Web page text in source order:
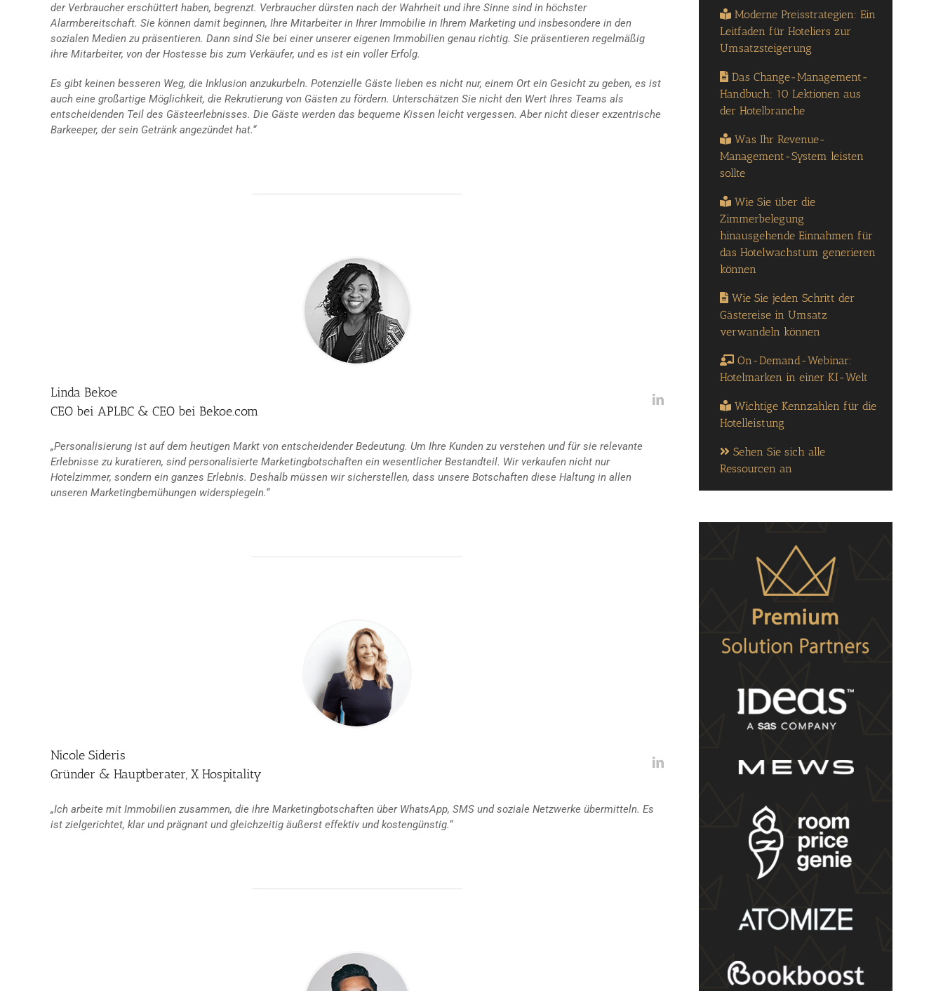
der Verbraucher erschüttert haben, begrenzt. Verbraucher dürsten nach der Wahrheit und ihre Sinne sind in höchster
Alarmbereitschaft. Sie können damit beginnen, Ihre Mitarbeiter in Ihrer Immobilie in Ihrem Marketing und insbesondere in den
sozialen Medien zu präsentieren. Dann sind Sie bei einer unserer eigenen Immobilien genau richtig. Sie präsentieren regelmäßig
ihre Mitarbeiter, von der Hostesse bis zum Verkäufer, und es ist ein voller Erfolg.
Es gibt keinen besseren Weg, die Inklusion anzukurbeln. Potenzielle Gäste lieben es nicht nur, einem Ort ein Gesicht zu geben, es ist
auch eine großartige Möglichkeit, die Rekrutierung von Gästen zu fördern. Unterschätzen Sie nicht den Wert Ihres Teams als
entscheidenden Teil des Gästeerlebnisses. Die Gäste werden das bequeme Kissen leicht vergessen. Aber nicht dieser exzentrische
Barkeeper, der sein Getränk angezündet hat.“
Linda Bekoe
CEO bei APLBC & CEO bei Bekoe.com
„Personalisierung ist auf dem heutigen Markt von entscheidender Bedeutung. Um Ihre Kunden zu verstehen und für sie relevante
Erlebnisse zu kuratieren, sind personalisierte Marketingbotschaften ein wesentlicher Bestandteil. Wir verkaufen nicht nur
Hotelzimmer, sondern ein ganzes Erlebnis. Deshalb müssen wir sicherstellen, dass unsere Botschaften diese Haltung in allen
unseren Marketingbemühungen widerspiegeln.“
Nicole Sideris
Gründer & Hauptberater, X Hospitality
„Ich arbeite mit Immobilien zusammen, die ihre Marketingbotschaften über WhatsApp, SMS und soziale Netzwerke übermitteln. Es
ist zielgerichtet, klar und prägnant und gleichzeitig äußerst effektiv und kostengünstig.“
Moderne Preisstrategien: Ein
Leitfaden für Hoteliers zur
Umsatzsteigerung
Das Change-Management-
Handbuch: 10 Lektionen aus
der Hotelbranche
Was Ihr Revenue-
Management-System leisten
sollte
Wie Sie über die
Zimmerbelegung
hinausgehende Einnahmen für
das Hotelwachstum generieren
können
Wie Sie jeden Schritt der
Gästereise in Umsatz
verwandeln können
On-Demand-Webinar:
Hotelmarken in einer KI-Welt
Wichtige Kennzahlen für die
Hotelleistung
Sehen Sie sich alle
Ressourcen an